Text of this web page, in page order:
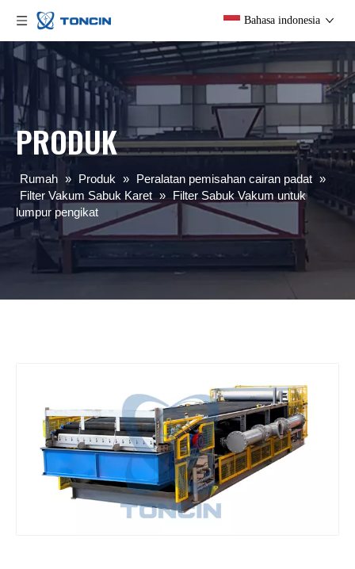
Bahasa indonesia
PRODUK
Rumah » Produk » Peralatan pemisahan cairan padat »
Filter Vakum Sabuk Karet » Filter Sabuk Vakum untuk
lumpur pengikat